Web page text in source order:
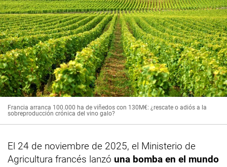
Francia arranca 100.000 ha de viñedos con 130M€: ¿rescate o adiós a la
sobreproducción crónica del vino galo?
El 24 de noviembre de 2025, el Ministerio de
Agricultura francés lanzó una bomba en el mundo